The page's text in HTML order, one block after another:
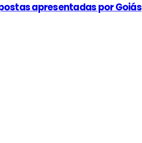
apresentadas por Goiás